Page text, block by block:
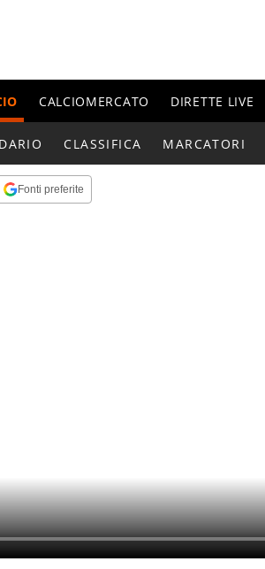
CALCIOMERCATO DIRETTE LIVE
CLASSIFICA MARCATORI
Fonti preferite